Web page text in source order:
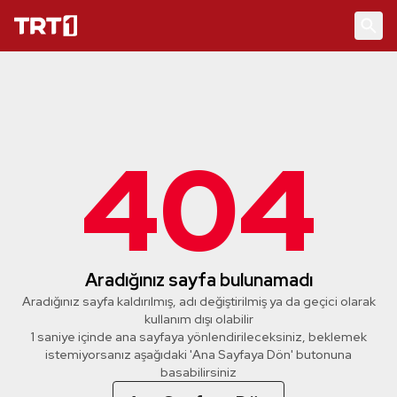
404
Aradığınız sayfa bulunamadı
Aradığınız sayfa kaldırılmış, adı değiştirilmiş ya da geçici olarak
kullanım dışı olabilir
1 saniye içinde ana sayfaya yönlendirileceksiniz, beklemek
istemiyorsanız aşağıdaki 'Ana Sayfaya Dön' butonuna
basabilirsiniz